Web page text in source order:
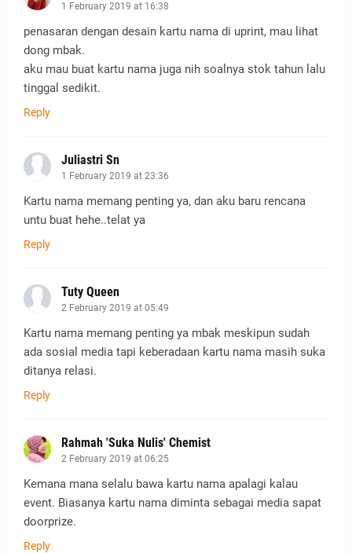
1 February 2019 at 16:38
penasaran dengan desain kartu nama di uprint, mau lihat
dong mbak.
aku mau buat kartu nama juga nih soalnya stok tahun lalu
tinggal sedikit.
Reply
Juliastri Sn
1 February 2019 at 23:36
Kartu nama memang penting ya, dan aku baru rencana
untu buat hehe..telat ya
Reply
Tuty Queen
2 February 2019 at 05:49
Kartu nama memang penting ya mbak meskipun sudah
ada sosial media tapi keberadaan kartu nama masih suka
ditanya relasi.
Reply
Rahmah 'Suka Nulis' Chemist
2 February 2019 at 06:25
Kemana mana selalu bawa kartu nama apalagi kalau
event. Biasanya kartu nama diminta sebagai media sapat
doorprize.
Reply